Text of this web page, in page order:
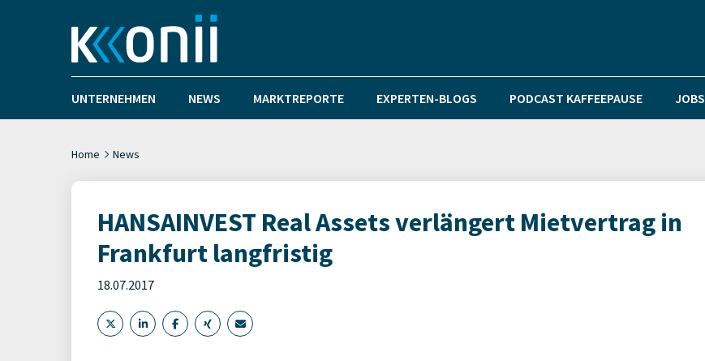
UNTERNEHMEN NEWS MARKTREPORTE EXPERTEN-BLOGS PODCAST KAFFEEPAUSE JOBS
Home News
HANSAINVEST Real Assets verlängert Mietvertrag in
Frankfurt langfristig
18.07.2017